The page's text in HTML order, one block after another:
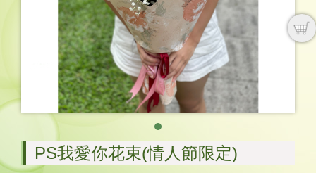
PS我愛你花束(情人節限定)